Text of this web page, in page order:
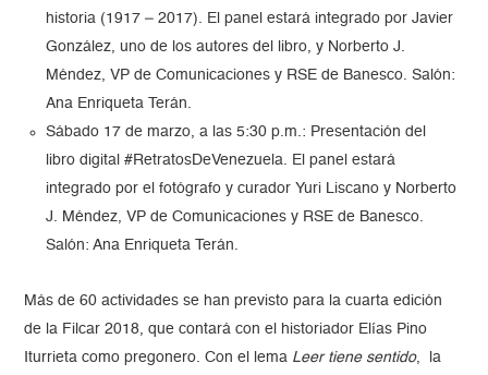
historia (1917 – 2017). El panel estará integrado por Javier
González, uno de los autores del libro, y Norberto J.
Méndez, VP de Comunicaciones y RSE de Banesco. Salón:
Ana Enriqueta Terán.
Sábado 17 de marzo, a las 5:30 p.m.: Presentación del
libro digital #RetratosDeVenezuela. El panel estará
integrado por el fotógrafo y curador Yuri Liscano y Norberto
J. Méndez, VP de Comunicaciones y RSE de Banesco.
Salón: Ana Enriqueta Terán.
Más de 60 actividades se han previsto para la cuarta edición
de la Filcar 2018, que contará con el historiador Elías Pino
Iturrieta como pregonero. Con el lema Leer tiene sentido, la